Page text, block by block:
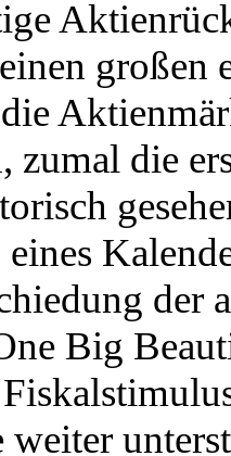
großen
zumal die
der
Big